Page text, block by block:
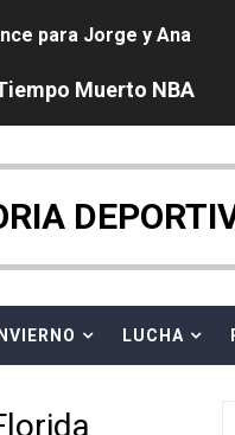
para Jorge y Ana
Turquía)
- España domina
Muerto NBA
INVIERNO LUCHA